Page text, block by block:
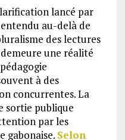
lancé par
au-delà de
des lectures
une réalité
à des
concurrentes. La
sortie publique
par les
gabonaise. Selon